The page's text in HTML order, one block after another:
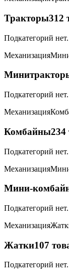
Тракторы312
Подкатегорий нет.
Механизация
Подкатегорий нет.
Механизация
Комбайны234
Подкатегорий нет.
Механизация
Мини-
Подкатегорий нет.
Механизация
Жатки107
Подкатегорий нет.